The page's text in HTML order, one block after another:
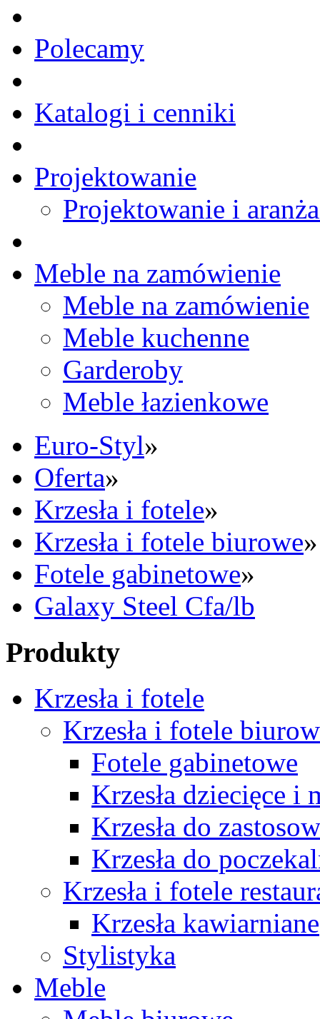
Polecamy
Katalogi i cenniki
Projektowanie
Projektowanie i
Meble na zamówienie
Meble na zamówienie
Meble kuchenne
Garderoby
Meble łazienkowe
Euro-Styl»
Oferta»
Krzesła i fotele»
Krzesła i fotele biurowe»
Fotele gabinetowe»
Galaxy Steel Cfa/lb
Produkty
Krzesła i fotele
Krzesła i fotele
Fotele gabinetowe
Krzesła dziecięce i
Krzesła do
Krzesła do
Krzesła i fotele
Krzesła kawiarniane
Stylistyka
Meble